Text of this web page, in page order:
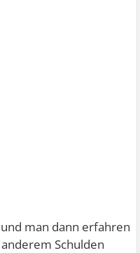
man dann erfahren
Schulden